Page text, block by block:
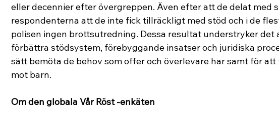
eller decennier efter övergreppen. Även efter att de delat med
respondenterna att de inte fick tillräckligt med stöd och i de
polisen ingen brottsutredning. Dessa resultat understryker det
förbättra stödsystem, förebyggande insatser och juridiska
sätt bemöta de behov som offer och överlevare har samt för
mot barn.
Om den globala Vår Röst -enkäten